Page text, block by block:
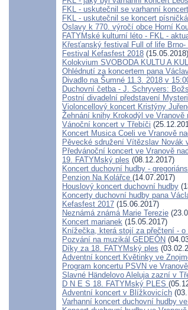
FKL - uskutečnil se varhanní
FKL - uskutečnil se koncert
Oslavy k 770. výročí obce Horní
FATYMské kulturní léto - FKL -
Křesťanský festival Full of life Brno-
Festival Kefasfest 2018 (15.05.2018)
Kolokvium SVOBODA KULTU A
Ohlédnutí za koncertem pana
Divadlo na Šumné 11.3. 2018 v
Duchovní četba - J. Schryvers:
Postní divadelní představení
Violoncellový koncert Kristýny
Žehnání knihy Krokodýl ve Vranově
Vánoční koncert v Třebíči
Koncert Musica Coeli ve Vranově
Pěvecké sdružení Vítězslav Novák
Předvánoční koncert ve Vranově
19. FATYMský ples (08.12.2017)
Koncert duchovní hudby -
Penzion Na Kolářce (14.07.2017)
Houslový koncert duchovní hudby
Koncerty duchovní hudby pana
Kefasfest 2017 (15.06.2017)
Neznámá známá Marie Terezie
Koncert marianek (15.05.2017)
Knížečka, která stojí za přečtení -
Pozvání na muzikál GEDEÓN
Díky za 18. FATYMský ples
Adventní koncert Květinky ve
Program koncertu PSVN ve
Slavné Händelovo Aleluja zazní v
D N E S 18. FATYMský PLES
Adventní koncert v Blížkovicích
Varhanní koncert duchovní hudby